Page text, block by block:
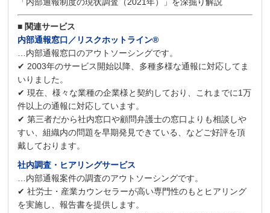
■ 関連サービス
内部通報窓口／リスクホットライン®
…内部通報窓口のアウトソーシングです。
✔ 2003年のサービス開始以降、多種多様な通報に対応してま
いりました。
✔ 現在、様々な業種の企業様と契約しており、これまでに1万
件以上の通報に対応しています。
✔ 第三者だから社内窓口や顧問弁護士の窓口よりも相談しや
すい、組織内の問題を早期発見できている、などご好評を頂
戴しております。
社内調査・ヒアリングサービス
…内部通報案件の調査のアウトソーシングです。
✔ 社労士・産業カウンセラーが高い専門性のもとヒアリング
を実施し、報告書を提供します。